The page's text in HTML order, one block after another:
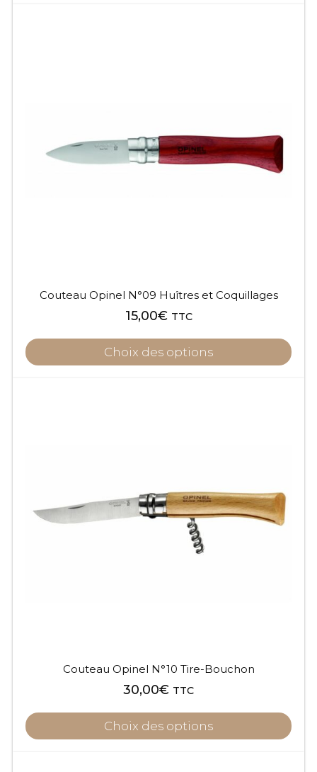
Couteau Opinel N°09 Huîtres et Coquillages
15,00€ TTC
Choix des options
Couteau Opinel N°10 Tire-Bouchon
30,00€ TTC
Choix des options